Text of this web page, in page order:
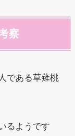
察
である草薙桃
るようです